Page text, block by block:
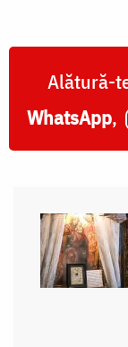
Alătură-
WhatsApp,